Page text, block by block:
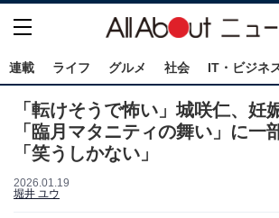
連載 ライフ グルメ 社会 IT・ビジネ
「転けそうで怖い」城咲仁、妊
「臨月マタニティの舞い」に一
「笑うしかない」
2026.01.19
堀井 ユウ